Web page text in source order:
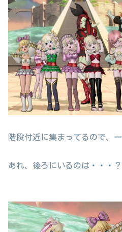
階段付近に集まってるので、
あれ、後ろにいるのは・・・？